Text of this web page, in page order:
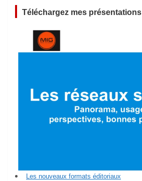
Téléchargez mes présentations
Les nouveaux formats éditoriaux